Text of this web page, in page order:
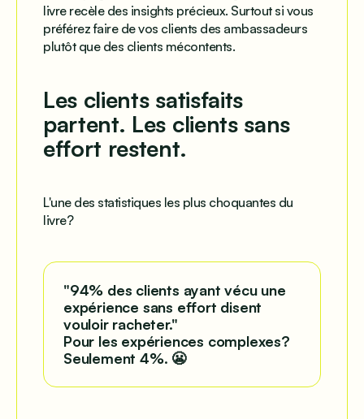
livre recèle des insights précieux. Surtout si vous
préférez faire de vos clients des ambassadeurs
plutôt que des clients mécontents.
Les clients satisfaits
partent. Les clients sans
effort restent.
L'une des statistiques les plus choquantes du
livre?
"94% des clients ayant vécu une
expérience sans effort disent
vouloir racheter."
Pour les expériences complexes?
Seulement 4%. 😬